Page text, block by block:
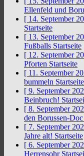
Ellenfeld und
[ 14. September
Startseite
[ 13. September
Fußballs Startseite
[ 12. September
Pforten Startseite
[ 11. September
bummeln Startseite
[ 9. September
Beinbruch!
[ 8. September
den Borussen-Doc
[ 7. September
Jahre alt! Startseite
[ 6. September
Herrensohr